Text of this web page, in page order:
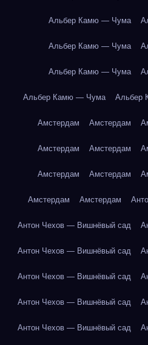
Альбер Камю — Чума
Альбер Камю — Чума
Альбер Камю — Чума
Альбер Камю — Чума Альбер
Амстердам Амстердам
Амстердам Амстердам
Амстердам Амстердам
Амстердам Амстердам
Антон Чехов — Вишнёвый сад
Антон Чехов — Вишнёвый сад
Антон Чехов — Вишнёвый сад
Антон Чехов — Вишнёвый сад
Антон Чехов — Вишнёвый сад